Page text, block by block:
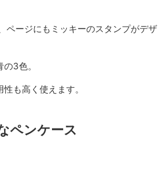
ページにもミッキーのスタンプがデザ
3色。
も高く使えます。
ペンケース